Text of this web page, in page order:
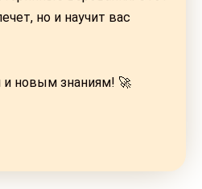
но и научит вас
и новым знаниям! 🚀